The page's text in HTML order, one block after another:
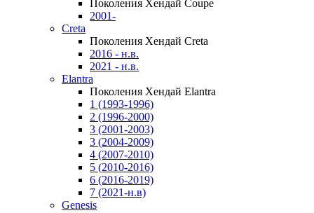
Поколения Хендай Coupe
2001-
Creta
Поколения Хендай Creta
2016 - н.в.
2021 - н.в.
Elantra
Поколения Хендай Elantra
1 (1993-1996)
2 (1996-2000)
3 (2001-2003)
3 (2004-2009)
4 (2007-2010)
5 (2010-2016)
6 (2016-2019)
7 (2021-н.в)
Genesis